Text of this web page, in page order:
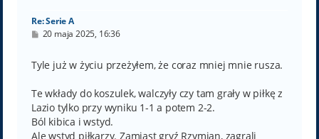
Re: Serie A
P
t
20 maja 2025, 16:36
Tyle już w życiu przeżyłem, że coraz mniej mnie rusza.
Te wkłady do koszulek, walczyły czy tam grały w piłkę z
Lazio tylko przy wyniku 1-1 a potem 2-2.
Ból kibica i wstyd.
Ale wstyd piłkarzy. Zamiast gryź Rzymian, zagrali